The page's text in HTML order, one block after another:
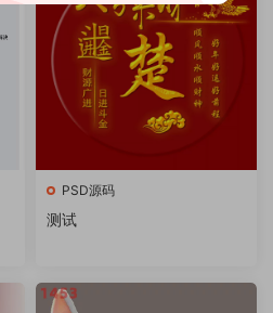
PSD源码
测试